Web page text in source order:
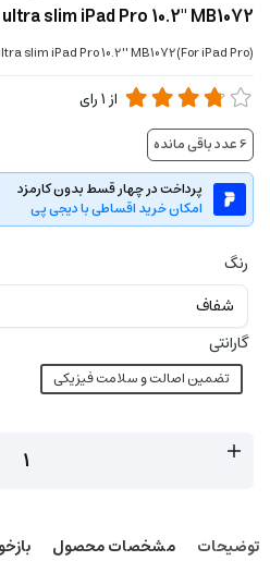
slim iPad Pro 10.2'' MB1072
slim iPad Pro 10.2'' MB1072(For iPad Pro)
از 1رای
6عدد باقی مانده
پرداخت در چهار قسط بدون کارمزد
امکان خرید اقساطی با دیجی پی
رنگ
گارانتی
تضمین اصالت و سلامت فیزیکی
توضیحات مشخصات محصول